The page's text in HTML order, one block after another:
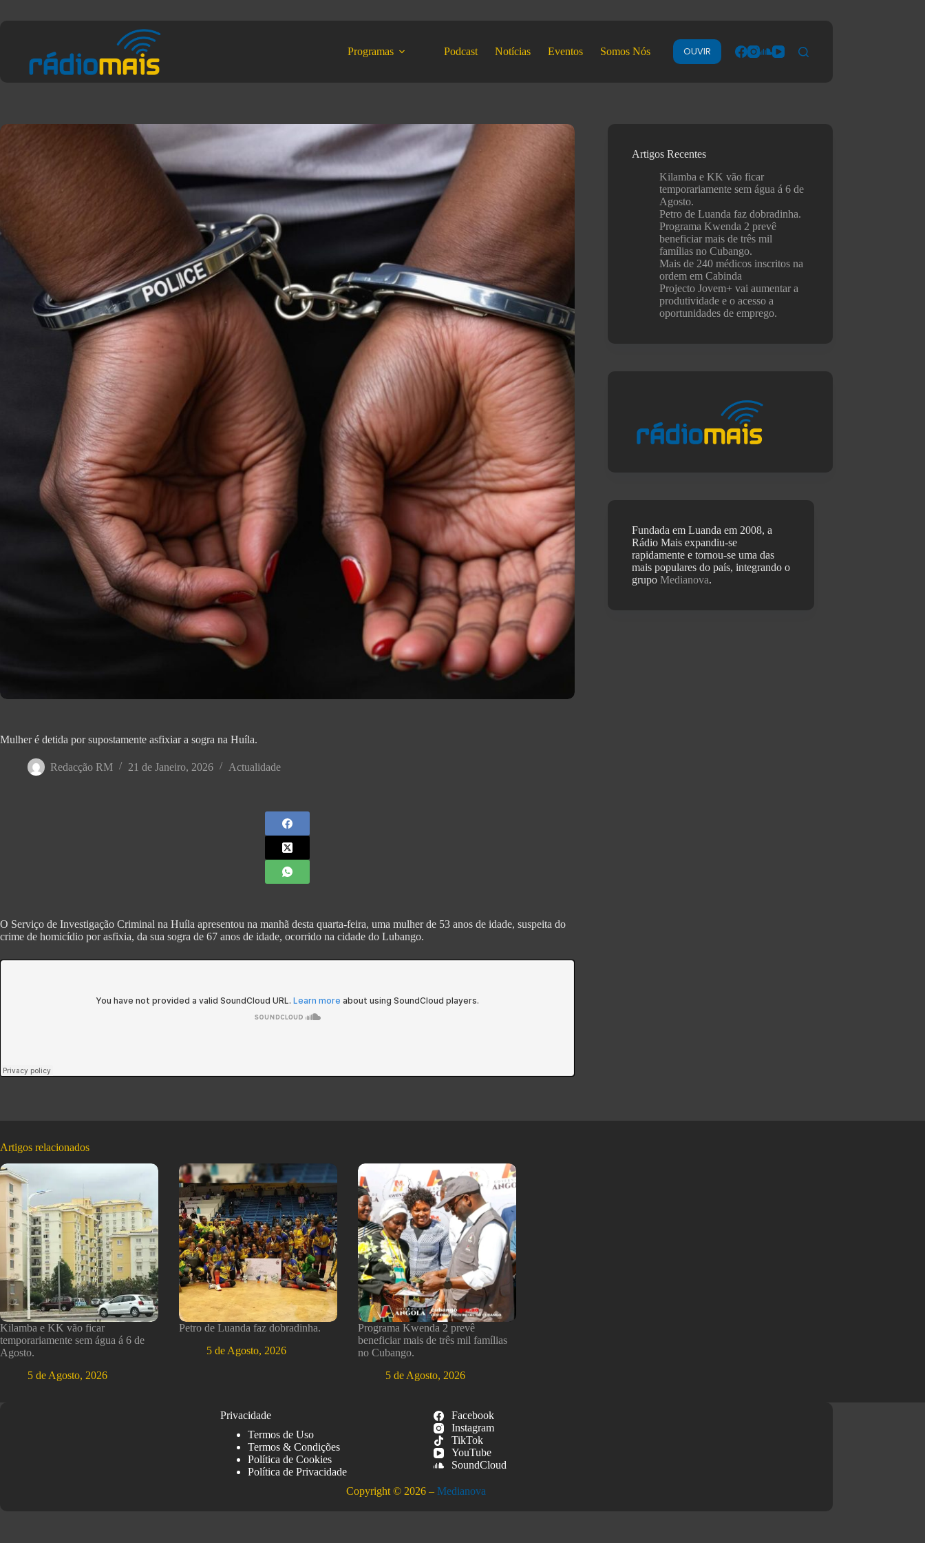
Programas Podcast Notícias Eventos Somos Nós OUVIR
Mulher é detida por supostamente asfixiar a sogra na Huíla.
Redacção RM 21 de Janeiro, 2026 Actualidade
O Serviço de Investigação Criminal na Huíla apresentou na manhã desta quarta-feira, uma mulher de 53 anos de idade, suspeita do
crime de homicídio por asfixia, da sua sogra de 67 anos de idade, ocorrido na cidade do Lubango.
Artigos Recentes
Kilamba e KK vão ficar
temporariamente sem água á 6 de
Agosto.
Petro de Luanda faz dobradinha.
Programa Kwenda 2 prevê
beneficiar mais de três mil
famílias no Cubango.
Mais de 240 médicos inscritos na
ordem em Cabinda
Projecto Jovem+ vai aumentar a
produtividade e o acesso a
oportunidades de emprego.
Fundada em Luanda em 2008, a
Rádio Mais expandiu-se
rapidamente e tornou-se uma das
mais populares do país, integrando o
grupoMedianova.
Artigos relacionados
Kilamba e KK vão ficar
temporariamente sem água á 6 de
Agosto.
5 de Agosto, 2026
Petro de Luanda faz dobradinha.
5 de Agosto, 2026
Programa Kwenda 2 prevê
beneficiar mais de três mil famílias
no Cubango.
5 de Agosto, 2026
Privacidade
Termos de Uso
Termos & Condições
Política de Cookies
Política de Privacidade
Facebook
Instagram
TikTok
YouTube
SoundCloud
Copyright © 2026 –Medianova